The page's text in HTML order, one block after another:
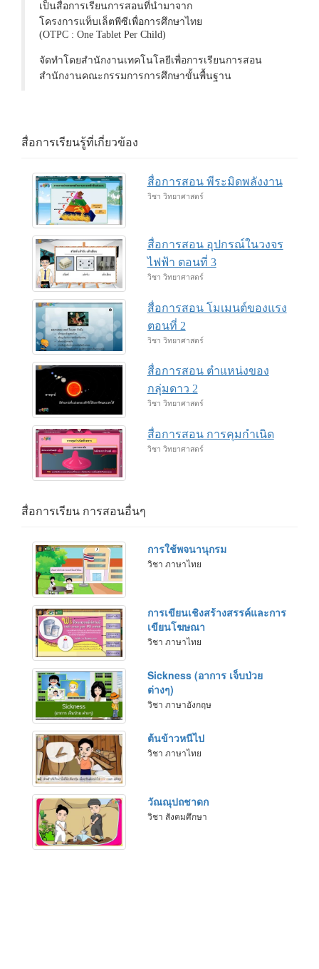
เป็นสื่อการเรียนการสอนที่นำมาจาก
โครงการแท็บเล็ตพีซีเพื่อการศึกษาไทย
(OTPC : One Tablet Per Child)
จัดทำโดยสำนักงานเทคโนโลยีเพื่อการเรียนการสอน
สำนักงานคณะกรรมการการศึกษาขั้นพื้นฐาน
สื่อการเรียนรู้ที่เกี่ยวข้อง
สื่อการสอน พีระมิดพลังงาน
วิชา วิทยาศาสตร์
สื่อการสอน อุปกรณ์ในวงจร
ไฟฟ้า ตอนที่ 3
วิชา วิทยาศาสตร์
สื่อการสอน โมเมนต์ของแรง
ตอนที่ 2
วิชา วิทยาศาสตร์
สื่อการสอน ตำแหน่งของ
กลุ่มดาว 2
วิชา วิทยาศาสตร์
สื่อการสอน การคุมกำเนิด
วิชา วิทยาศาสตร์
สื่อการเรียน การสอนอื่นๆ
การใช้พจนานุกรม
วิชา ภาษาไทย
การเขียนเชิงสร้างสรรค์และการ
เขียนโฆษณา
วิชา ภาษาไทย
Sickness (อาการ เจ็บป่วย
ต่างๆ)
วิชา ภาษาอังกฤษ
ต้นข้าวหนีไป
วิชา ภาษาไทย
วัณณุปถชาดก
วิชา สังคมศึกษา